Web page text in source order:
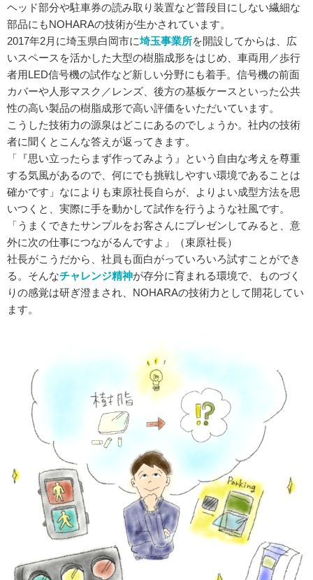
ヘッド部分や駐車券の読み取り装置など普段目にしない繊細な
部品にもNOHARAの技術が生かされています。
2017年2月に埼玉県白岡市に埼玉事業所を開設してからは、広
いスペースを活かした大型の樹脂成形をはじめ、車両用／歩行
者用LED信号機の試作など新しい分野にも着手。信号機の前面
カバーや人形マスク／レンズ、後方の基板ケースといった公共
性の高い製品の樹脂成形で高い評価をいただいています。
こうした技術力の源泉はどこにあるのでしょうか。社内の技術
者に聞くとこんな答えが返ってきます。
「『思い立ったらまず作ってみよう』という自由な考えを尊重
する気風があるので、何にでも挑戦しやすい環境であることは
確かです」なによりも束原社長自らが、よりよい成型方法を思
いつくと、実際に手を動かして試作を行うような社風です。
「うまくできたサンプルをお客さんにプレゼンしてみると、意
外に次の仕事につながるんですよ」（束原社長）
社長がこうだから、社員も面白がっていろいろ試すことができ
る。そんなチャレンジ精神が存分に育まれる環境で、ものづく
りの感覚は研ぎ澄まされ、NOHARAの技術力として開花してい
ます。